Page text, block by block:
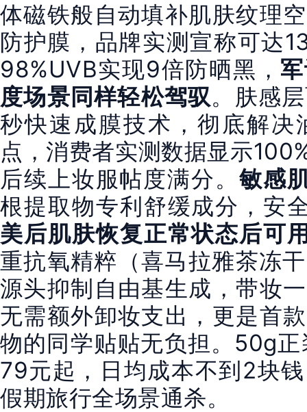
体磁铁般自动填补肌肤纹理
防护膜，品牌实测宣称可达
98%UVB实现9倍防晒黑，
度场景同样轻松驾驭。肤感
秒快速成膜技术，彻底解决
点，消费者实测数据显示
后续上妆服帖度满分。 敏感
根提取物专利舒缓成分，安
美后肌肤恢复正常状态后可
重抗氧精粹（喜马拉雅茶冻
源头抑制自由基生成，带妆
无需额外卸妆支出，更是首
物的同学贴贴无负担。50g
79元起，日均成本不到2块
假期旅行全场景通杀。